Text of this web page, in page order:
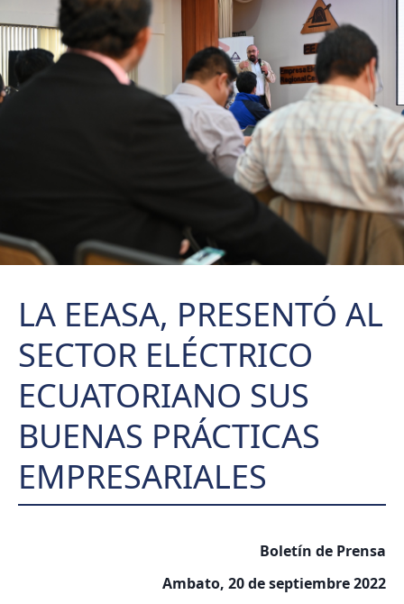
LA EEASA, PRESENTÓ AL
SECTOR ELÉCTRICO
ECUATORIANO SUS
BUENAS PRÁCTICAS
EMPRESARIALES
Boletín de Prensa
Ambato, 20 de septiembre 2022